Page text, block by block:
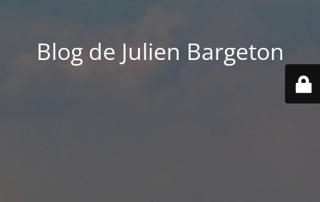
Blog de Julien Bargeton